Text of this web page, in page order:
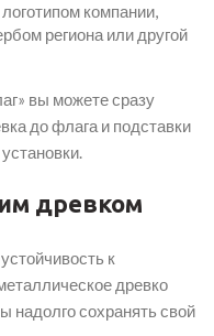
компании,
региона или другой
вы можете сразу
до флага и подставки
древком
к
древко
надолго сохранять свой